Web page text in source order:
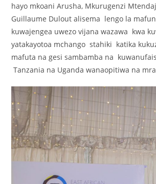
hayo mkoani Arusha, Mkurugenzi
Guillaume Dulout alisema lengo la
kuwajengea uwezo vijana wazawa kwa
yatakayotoa mchango stahiki katika
mafuta na gesi sambamba na
Tanzania na Uganda wanaopitiwa na